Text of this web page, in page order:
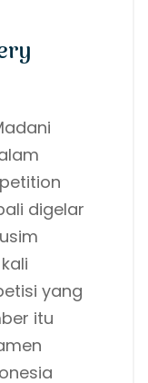
digelar
yang
itu